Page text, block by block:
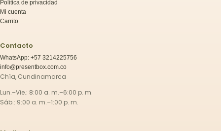
Política de privacidad
Mi cuenta
Carrito
Contacto
WhatsApp: +57 3214225756
info@presentbox.com.co
Chía, Cundinamarca
Lun.–Vie.: 8:00 a. m.–6:00 p. m.
Sáb.: 9:00 a. m.–1:00 p. m.